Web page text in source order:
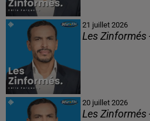
21 juillet 2026
Les
20 juillet 2026
Les